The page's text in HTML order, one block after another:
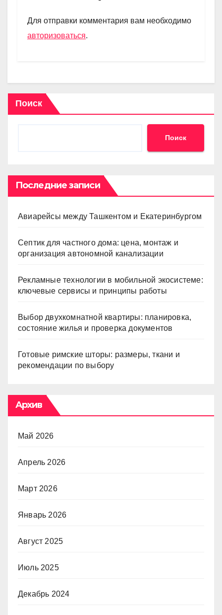
m p
p
a
и
Для отправки комментария вам необходимо
авторизоваться.
Поиск
Поиск
Последние записи
Авиарейсы между Ташкентом и Екатеринбургом
Септик для частного дома: цена, монтаж и
организация автономной канализации
Рекламные технологии в мобильной экосистеме:
ключевые сервисы и принципы работы
Выбор двухкомнатной квартиры: планировка,
состояние жилья и проверка документов
Готовые римские шторы: размеры, ткани и
рекомендации по выбору
Архив
Май 2026
Апрель 2026
Март 2026
Январь 2026
Август 2025
Июль 2025
Декабрь 2024